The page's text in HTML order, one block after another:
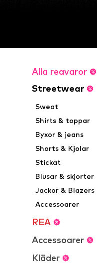
Alla reavaror
Streetwear
Sweat
Shirts & toppar
Byxor & jeans
Shorts & Kjolar
Stickat
Blusar & skjorter
Jackor & Blazers
Accessoarer
REA
Accessoarer
Kläder